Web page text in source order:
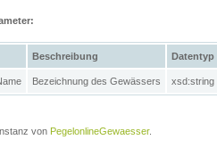
Beschreibung Datentyp
Bezeichnung des Gewässers xsd:string
von PegelonlineGewaesser.